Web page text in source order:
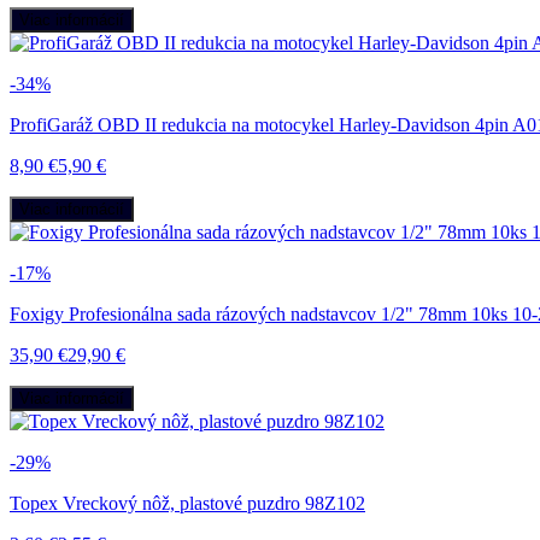
Viac informácií
-34%
ProfiGaráž OBD II redukcia na motocykel Harley-Davidson 4pin
8,90 €5,90 €
Viac informácií
-17%
Foxigy Profesionálna sada rázových nadstavcov 1/2" 78mm 10ks
35,90 €29,90 €
Viac informácií
-29%
Topex Vreckový nôž, plastové puzdro 98Z102